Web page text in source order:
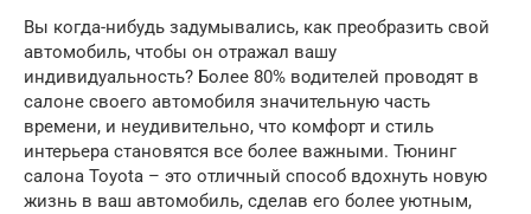
Вы когда-нибудь задумывались, как преобразить свой
автомобиль, чтобы он отражал вашу
индивидуальность? Более 80% водителей проводят в
салоне своего автомобиля значительную часть
времени, и неудивительно, что комфорт и стиль
интерьера становятся все более важными. Тюнинг
салона Toyota – это отличный способ вдохнуть новую
жизнь в ваш автомобиль, сделав его более уютным,